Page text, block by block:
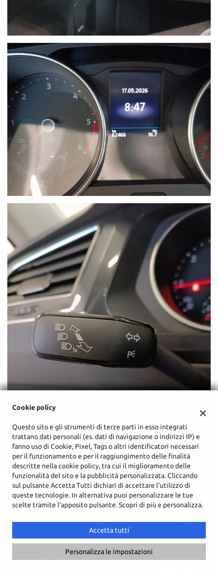
Chiama Contatta un consulente
Cookie policy
Questo sito e gli strumenti di terze parti in esso integrati
trattano dati personali (es. dati di navigazione o indirizzi IP) e
fanno uso di Cookie, Pixel, Tags o altri identificatori necessari
per il funzionamento e per il raggiungimento delle finalità
descritte nella cookie policy, tra cui il miglioramento delle
funzionalità del sito e la pubblicità personalizzata. Cliccando
sul pulsante Accetta Tutti dichiari di accettare l'utilizzo di
queste tecnologie. In alternativa puoi personalizzare le tue
scelte tramite l'apposito pulsante. Scopri di più e personalizza.
Accetta tutti
Personalizza le impostazioni